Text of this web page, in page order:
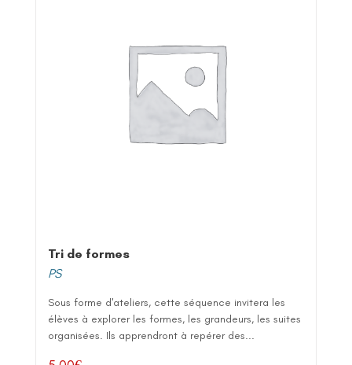
Tri de formes
PS
Sous forme d'ateliers, cette séquence invitera les
élèves à explorer les formes, les grandeurs, les suites
organisées. Ils apprendront à repérer des...